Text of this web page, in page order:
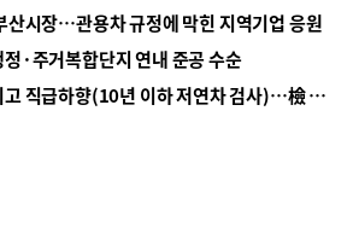
산시장…관용차 규정에 막힌 지역기업 응원
·주거복합단지 연내 준공 수순
■ 검사 신분 버리고 직급하향(10년 이하 저연차 검사)…檢 중수청행 기피